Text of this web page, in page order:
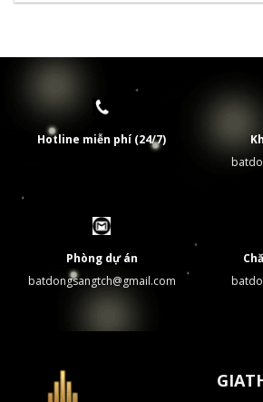
Hotline miễn phí (24/7)
Phòng dự án
batdongsangtch@gmail.com